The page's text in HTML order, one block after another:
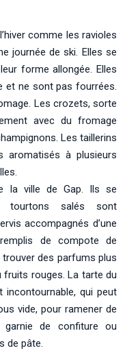
comme les ravioles
journée de ski. Elles se
forme allongée. Elles
et ne sont pas fourrées.
Les crozets, sorte
avec du fromage
Les taillerins
aromatisés à plusieurs
la ville de Gap. Ils se
tourtons salés sont
accompagnés d’une
de compote de
des parfums plus
rouges. La tarte du
incontournable, qui peut
vide, pour ramener de
de confiture ou
de pâte.